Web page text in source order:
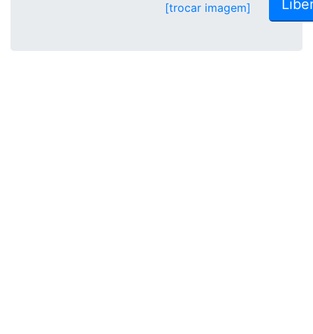
[trocar imagem]